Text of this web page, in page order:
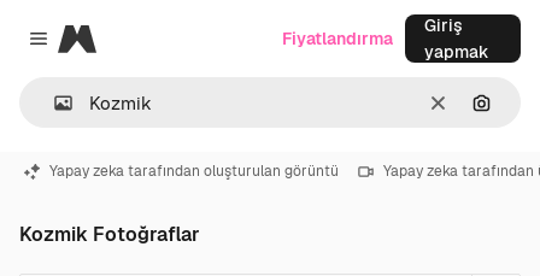
Close menu
Magnific
Temizlemek
Fiyatlandırma
Giriş
yapmak
Yapay zeka tarafından oluşturulan görüntü Yapay zeka
Kozmik Fotoğraflar